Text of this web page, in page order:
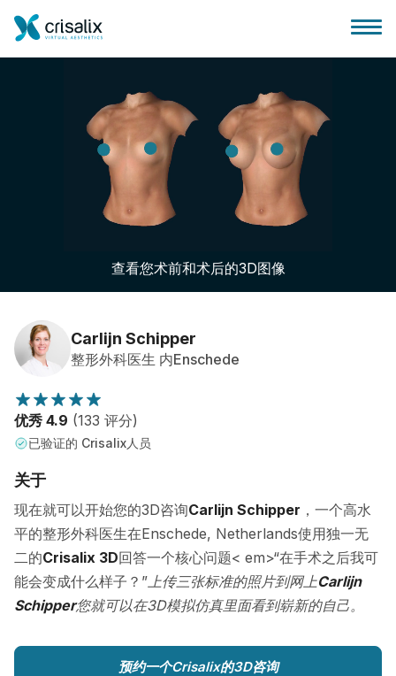
外科医生之家
客户评价
查看您术前和术后的3D图像
Carlijn Schipper
整形外科医生 内Enschede
优秀 4.9 (133 评分)
已验证的 Crisalix人员
关于
现在就可以开始您的3D咨询Carlijn Schipper ，一个高水
平的整形外科医生在Enschede, Netherlands使用独一无
二的Crisalix 3D回答一个核心问题< em>“在手术之后我可
能会变成什么样子？” 上传三张标准的照片到网上Carlijn
Schipper您就可以在3D模拟仿真里面看到崭新的自己。
预约一个Crisalix的3D咨询